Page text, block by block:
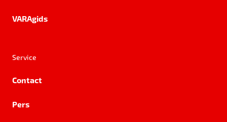
VARAgids
Service
Contact
Pers